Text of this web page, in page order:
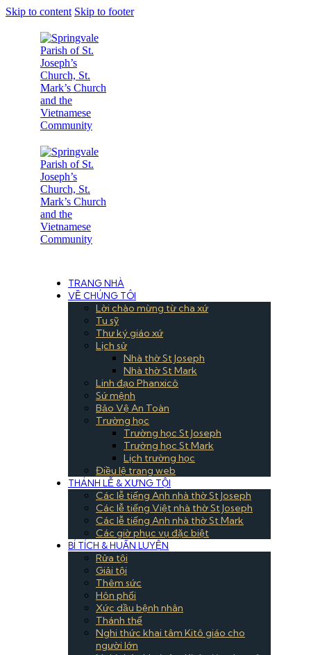
Skip to content Skip to footer
TRANG NHÀ
VỀ CHÚNG TÔI
Lời chào mừng từ cha xứ
Tu sỹ
Thư ký giáo xứ
Lịch sử
Nhà thờ St Joseph
Nhà thờ St Mark
Linh đạo Phanxicô
Sứ mệnh
Bảo Vệ An Toàn
Trường học
Trường học St Joseph
Trường học St Mark
Lịch trường học
Điều lệ trang web
THÁNH LỄ & XƯNG TỘI
Các lễ tiếng Anh nhà thờ St Joseph
Các lễ tiếng Việt nhà thờ St Joseph
Các lễ tiếng Anh nhà thờ St Mark
Các giờ phục vụ đặc biệt
BÍ TÍCH & HUẤN LUYỆN
Rửa tội
Giải tội
Thêm sức
Hôn phối
Xức dầu bệnh nhân
Thánh thể
Nghi thức khai tâm Kitô giáo cho
người lớn